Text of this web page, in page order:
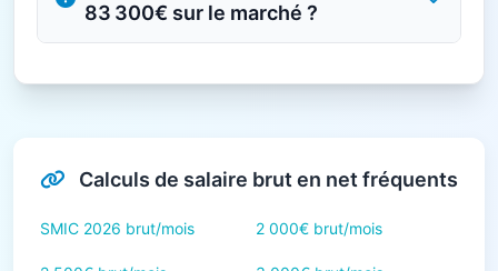
83 300€ sur le marché ?
Calculs de salaire brut en net fréquents
SMIC 2026 brut/mois 2 000€ brut/mois